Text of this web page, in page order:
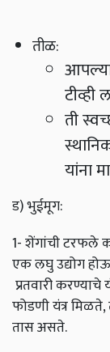
तीळ:
टीव्ही
ती
यांना
ड) भुईमूग:
1- शेंगांची
एक लघु उद्योग
प्रतवारी करण्याचे
फोडणी यंत्र मिळते,
तास असते.